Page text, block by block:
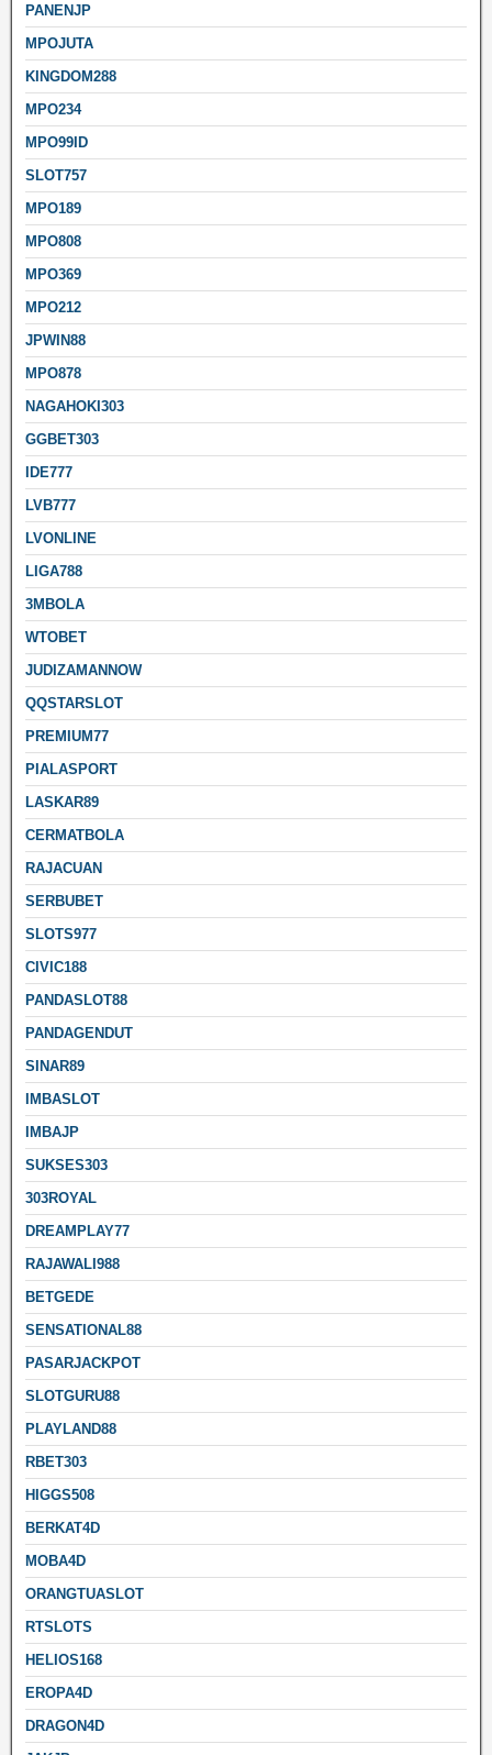
PANENJP
MPOJUTA
KINGDOM288
MPO234
MPO99ID
SLOT757
MPO189
MPO808
MPO369
MPO212
JPWIN88
MPO878
NAGAHOKI303
GGBET303
IDE777
LVB777
LVONLINE
LIGA788
3MBOLA
WTOBET
JUDIZAMANNOW
QQSTARSLOT
PREMIUM77
PIALASPORT
LASKAR89
CERMATBOLA
RAJACUAN
SERBUBET
SLOTS977
CIVIC188
PANDASLOT88
PANDAGENDUT
SINAR89
IMBASLOT
IMBAJP
SUKSES303
303ROYAL
DREAMPLAY77
RAJAWALI988
BETGEDE
SENSATIONAL88
PASARJACKPOT
SLOTGURU88
PLAYLAND88
RBET303
HIGGS508
BERKAT4D
MOBA4D
ORANGTUASLOT
RTSLOTS
HELIOS168
EROPA4D
DRAGON4D